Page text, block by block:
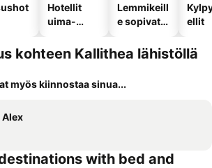
Hotellit
uima-
Lemmikeill
e sopivat
ellit
kohteen Kallithea lähistöllä
myös kiinnostaa sinua...
Alex
with bed and